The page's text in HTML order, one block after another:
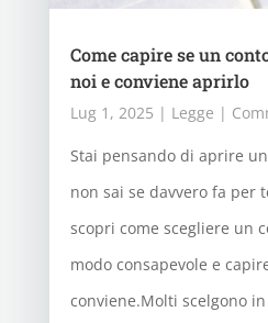
Come capire se un
noi e conviene aprirlo
Lug 1, 2025 | Legge |
Stai pensando di aprire
non sai se davvero fa per
scopri come scegliere un
modo consapevole e
conviene.Molti scelgono